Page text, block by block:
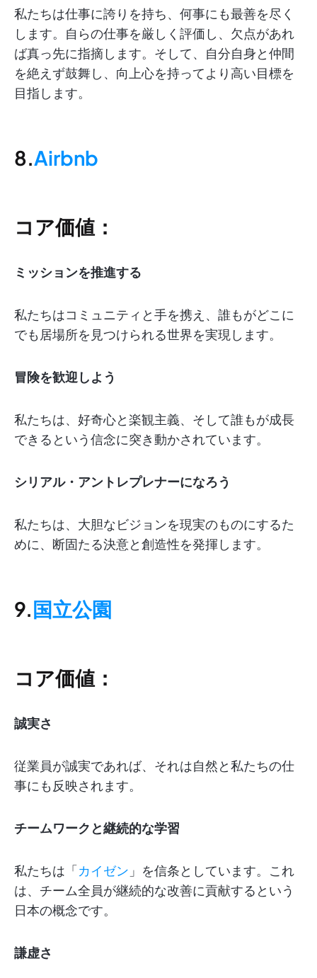
私たちは仕事に誇りを持ち、何事にも最善を尽く
します。自らの仕事を厳しく評価し、欠点があれ
ば真っ先に指摘します。そして、自分自身と仲間
を絶えず鼓舞し、向上心を持ってより高い目標を
目指します。
8.Airbnb
コア価値：
ミッションを推進する
私たちはコミュニティと手を携え、誰もがどこに
でも居場所を見つけられる世界を実現します。
冒険を歓迎しよう
私たちは、好奇心と楽観主義、そして誰もが成長
できるという信念に突き動かされています。
シリアル・アントレプレナーになろう
私たちは、大胆なビジョンを現実のものにするた
めに、断固たる決意と創造性を発揮します。
9.国立公園
コア価値：
誠実さ
従業員が誠実であれば、それは自然と私たちの仕
事にも反映されます。
チームワークと継続的な学習
私たちは「 カイゼン 」を信条としています。これ
は、チーム全員が継続的な改善に貢献するという
日本の概念です。
謙虚さ